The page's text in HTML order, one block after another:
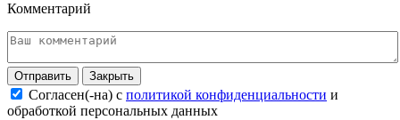
Комментарий
Закрыть
Согласен(-на) c политикой конфиденциальности и
обработкой персональных данных